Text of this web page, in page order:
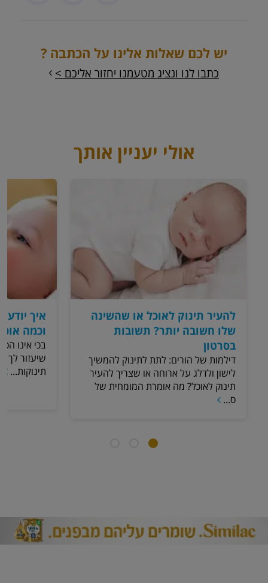
יש לכם שאלות אלינו על הכתבה ?
כתבו לנו ונציג מטעמנו יחזור אליכם >
אולי יעניין אותך
להעיר תינוק לאוכל או שהשינה
שלו חשובה יותר? תשובות
בסרטון
דילמות של הורים: לתת לתינוק להמשיך
לישון ולדלג על ארוחה או שצריך להעיר
תינוק לאוכל? מה אומרת המומחית של
ס...
איך
וכמה
בכי אינו
שיעזור לך
תינוקות...